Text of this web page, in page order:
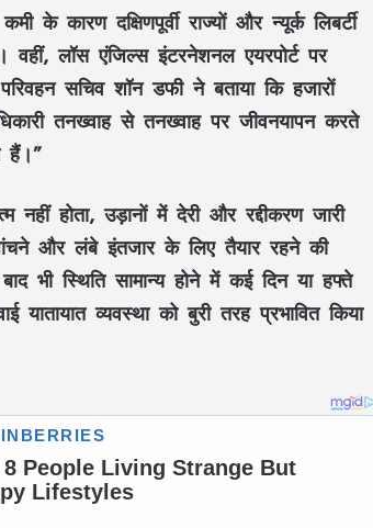
कारण दक्षिणपूर्वी राज्यों और न्यूर्क लिबर्टी
लॉस एंजिल्स इंटरनेशनल एयरपोर्ट पर
सचिव शॉन डफी ने बताया कि हजारों
तनख्वाह से तनख्वाह पर जीवनयापन करते
होता, उड़ानों में देरी और रद्दीकरण जारी
और लंबे इंतजार के लिए तैयार रहने की
भी स्थिति सामान्य होने में कई दिन या हफ्ते
व्यवस्था को बुरी तरह प्रभावित किया
Aaj Ka Rashifal 3 July 2026: शुक्रवार का दिन
किन राशियों के लिए रहेगा शुभ? जानें करियर,
धन और प्रेम का हाल